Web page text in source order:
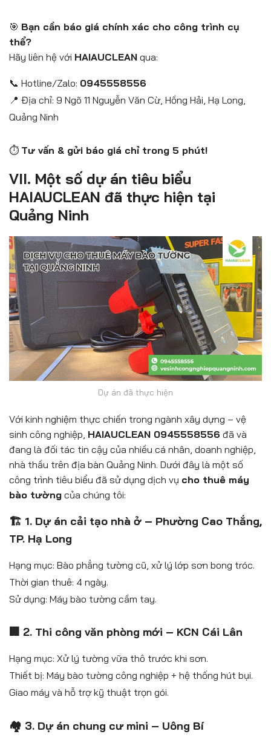
🎯 Bạn cần báo giá chính xác cho công trình cụ
thể?
Hãy liên hệ với HAIAUCLEAN qua:
📞 Hotline/Zalo: 0945558556
📍 Địa chỉ: 9 Ngõ 11 Nguyễn Văn Cừ, Hồng Hải, Hạ Long,
Quảng Ninh
⏱️ Tư vấn & gửi báo giá chỉ trong 5 phút!
VII. Một số dự án tiêu biểu
HAIAUCLEAN đã thực hiện tại
Quảng Ninh
Dự án đã thực hiện
Với kinh nghiệm thực chiến trong ngành xây dựng – vệ
sinh công nghiệp, HAIAUCLEAN 0945558556 đã và
đang là đối tác tin cậy của nhiều cá nhân, doanh nghiệp,
nhà thầu trên địa bàn Quảng Ninh. Dưới đây là một số
công trình tiêu biểu đã sử dụng dịch vụ cho thuê máy
bào tường của chúng tôi:
🏗️ 1. Dự án cải tạo nhà ở – Phường Cao Thắng,
TP. Hạ Long
Hạng mục: Bào phẳng tường cũ, xử lý lớp sơn bong tróc.
Thời gian thuê: 4 ngày.
Sử dụng: Máy bào tường cầm tay.
🏢 2. Thi công văn phòng mới – KCN Cái Lân
Hạng mục: Xử lý tường vữa thô trước khi sơn.
Thiết bị: Máy bào tường công nghiệp + hệ thống hút bụi.
Giao máy và hỗ trợ kỹ thuật trọn gói.
🏘️ 3. Dự án chung cư mini – Uông Bí